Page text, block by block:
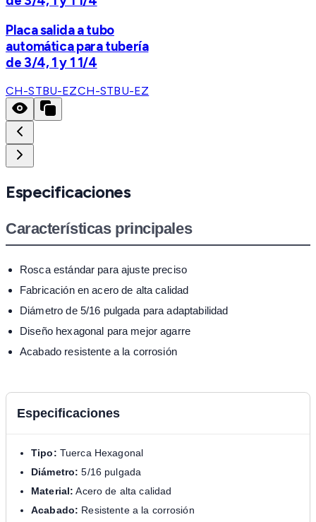
Placa salida a tubo
automática para tubería
de 3/4, 1 y 1 1/4
CH-STBU-EZCH-STBU-EZ
Especificaciones
Características principales
Rosca estándar para ajuste preciso
Fabricación en acero de alta calidad
Diámetro de 5/16 pulgada para adaptabilidad
Diseño hexagonal para mejor agarre
Acabado resistente a la corrosión
Especificaciones
Tipo: Tuerca Hexagonal
Diámetro: 5/16 pulgada
Material: Acero de alta calidad
Acabado: Resistente a la corrosión